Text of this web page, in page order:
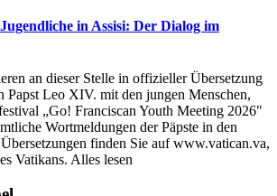
in Assisi: Der Dialog im
an dieser Stelle in offizieller Übersetzung
Papst Leo XIV. mit den jungen Menschen,
„Go! Franciscan Youth Meeting 2026"
Wortmeldungen der Päpste in den
finden Sie auf www.vatican.va,
Vatikans. Alles lesen